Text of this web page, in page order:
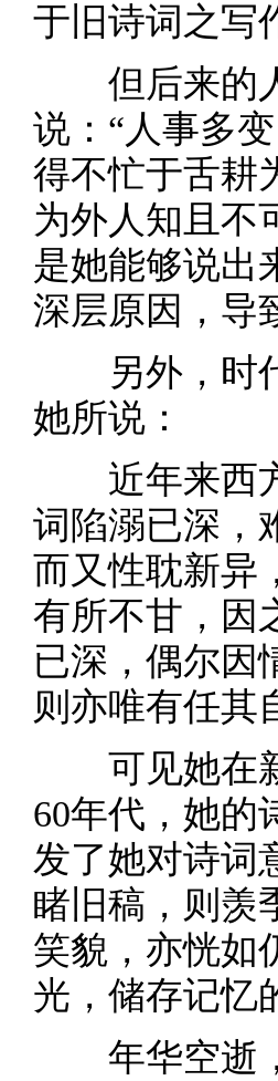
于旧诗词之写
但后来的人
说：“人事多
得不忙于舌耕
为外人知且不
是她能够说出
深层原因，导
另外，时代
她所说：
近年来西方
词陷溺已深，
而又性耽新异
有所不甘，因
已深，偶尔因
则亦唯有任其
可见她在新
60年代，她的
发了她对诗词
睹旧稿，则羡
笑貌，亦恍如
光，储存记忆
年华空逝，